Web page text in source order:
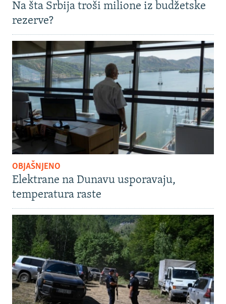
Na šta Srbija troši milione iz budžetske
rezerve?
OBJAŠNJENO
Elektrane na Dunavu usporavaju,
temperatura raste